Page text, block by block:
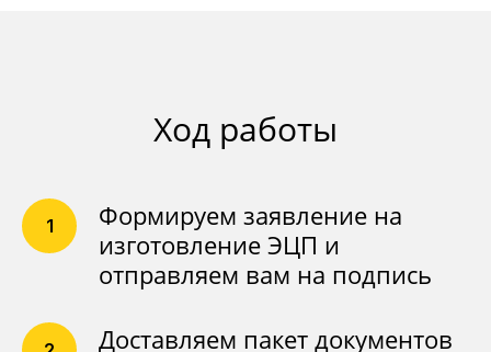
Ход работы
Формируем заявление на
изготовление ЭЦП и
отправляем вам на подпись
Доставляем пакет документов